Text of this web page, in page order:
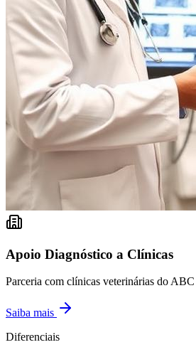
Apoio Diagnóstico a Clínicas
Parceria com clínicas veterinárias do ABC
Saiba mais
Diferenciais